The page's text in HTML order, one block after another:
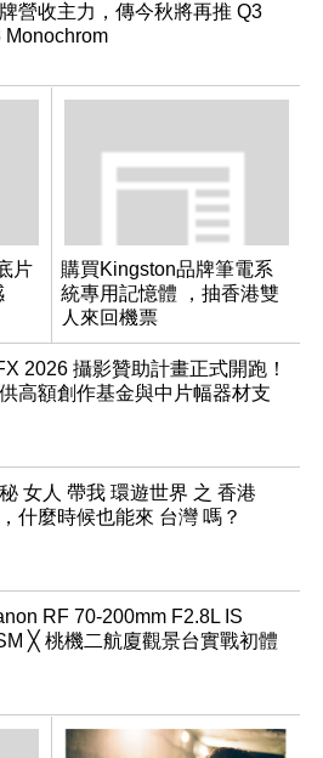
營收主力，傳今秋將再推 Q3
Monochrom
片
購買Kingston品牌筆電系
統專用記憶體 ，抽香港雙
人來回機票
2026 攝影贊助計畫正式開跑！
高額創作基金與中片幅器材支
女人 帶我 環遊世界 之 香港
什麼時候也能來 台灣 嗎？
RF 70-200mm F2.8L IS
╳ 桃機二航廈觀景台實戰初體